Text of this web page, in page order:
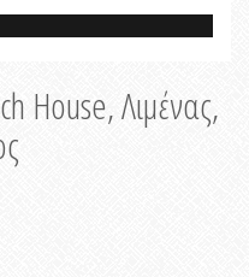
House, Λιμένας,